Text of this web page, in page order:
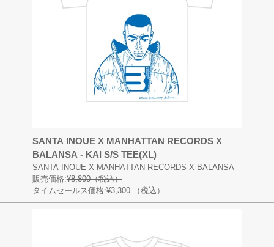
SANTA INOUE X MANHATTAN RECORDS X
BALANSA - KAI S/S TEE(XL)
SANTA INOUE X MANHATTAN RECORDS X BALANSA
販売価格:¥8,800（税込）
タイムセールス価格:¥3,300
（税込）